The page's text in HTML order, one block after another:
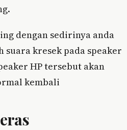
dengan sedirinya anda
suara kresek pada speaker
HP tersebut akan
kembali